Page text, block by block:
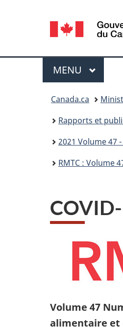
Sélection
de
la
langue
Menu
MENU
Canada.ca
Rapports et
2021 Volume 47
RMTC : Volume
Volume 47
alimentaire et